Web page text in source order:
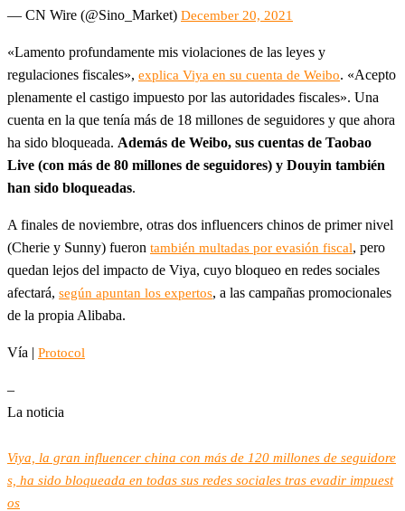
— CN Wire (@Sino_Market) December 20, 2021
«Lamento profundamente mis violaciones de las leyes y
regulaciones fiscales», explica Viya en su cuenta de Weibo. «Acepto
plenamente el castigo impuesto por las autoridades fiscales». Una
cuenta en la que tenía más de 18 millones de seguidores y que ahora
ha sido bloqueada. Además de Weibo, sus cuentas de Taobao
Live (con más de 80 millones de seguidores) y Douyin también
han sido bloqueadas.
A finales de noviembre, otras dos influencers chinos de primer nivel
(Cherie y Sunny) fueron también multadas por evasión fiscal, pero
quedan lejos del impacto de Viya, cuyo bloqueo en redes sociales
afectará, según apuntan los expertos, a las campañas promocionales
de la propia Alibaba.
Vía | Protocol
–
La noticia
Viya, la gran influencer china con más de 120 millones de seguidore
s, ha sido bloqueada en todas sus redes sociales tras evadir impuest
os